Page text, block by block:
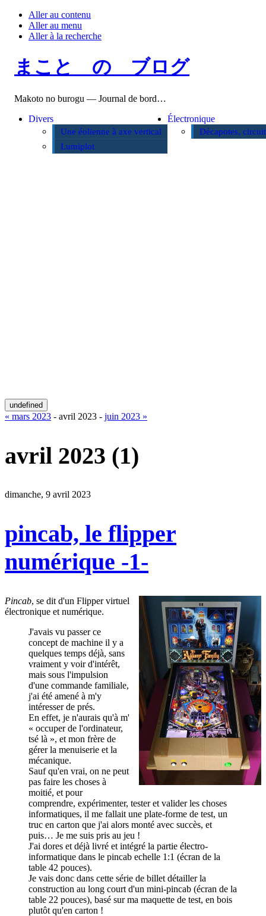
Aller au contenu
Aller au menu
Aller à la recherche
まこと の ブログ
Makoto no burogu — Journal de bord…
Divers
Une éolienne à axe vertical
Lumiplot
Électronique
Décapotes,
undefined
« mars 2023 - avril 2023 - juin 2023 »
avril 2023 (1)
dimanche, 9 avril 2023
pincab, le flipper
numérique -1-
Pincab, se dit d'un Flipper virtuel
électronique et numérique.
J'avais vu passer ce
concept de machine il y a
quelques temps déjà, sans
vraiment y voir d'intérêt,
mais sous l'impulsion
d'une commande familiale,
j'ai été amené à m'y
intéresser de prés.
En effet, je n'aurais qu'à m'
« occuper de l'ordinateur,
tsé là », et mon frère de
gérer la menuiserie et la
mécanique.
Sauf qu'en vrai, on ne peut
pas faire les choses à
moitié, et pour
comprendre, expérimenter, tester et valider les choses
informatiques, il me fallait une plate-forme de test, un
truc en carton que j'ai alors monté avec succès, et
puis… Je me suis pris au jeu !
J'ai dores et déjà livré et intégré la partie électro-
informatique dans le pincab echelle 1:1 (écran de la
table 42 pouces).
Je vais donc dans cette série de billet détailler la
construction au long court d'un mini-pincab (écran de la
table 22 pouces), basé sur ma maquette de test, en bois
plutôt qu'en carton !